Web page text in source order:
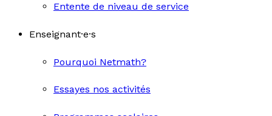
Entente de niveau de service
Enseignant·e·s
Pourquoi Netmath?
Essayes nos activités